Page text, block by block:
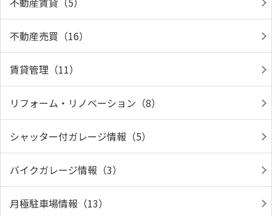
不動産売買（16）
賃貸管理（11）
リフォーム・リノベーション（8）
シャッター付ガレージ情報（5）
バイクガレージ情報（3）
月極駐車場情報（13）